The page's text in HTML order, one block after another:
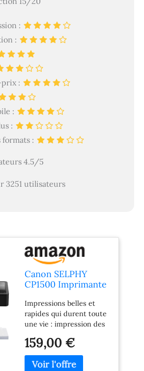
:
:
:
:
:
:
4.5/5
3251 utilisateurs
Canon SELPHY
CP1500 Imprimante
kit de Papier, Noir,
imprimante
Bluetooth sans Fil,
avec Accessoires,
compacte et légère,
Mi 54 Feuilles de
Papier au Format
Impressions belles et
rapides qui durent toute
une vie : impression des
professionnelle avec 16,7
millions de couleurs. La
technologie de
159,00 €